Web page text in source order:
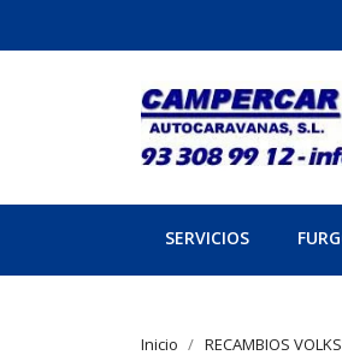
SERVICIOS
Inicio RECAMBIOS